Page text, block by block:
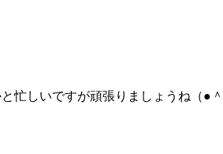
忙しいですが頑張りましょうね（●＾